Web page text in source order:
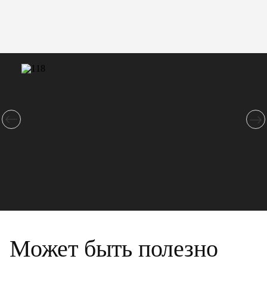
Может быть полезно